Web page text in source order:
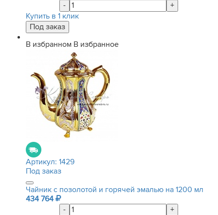
-
+
Купить в 1 клик
В избранном В избранное
Артикул: 1429
Под заказ
Чайник с позолотой и горячей эмалью на 1200 мл
434 764
-
+